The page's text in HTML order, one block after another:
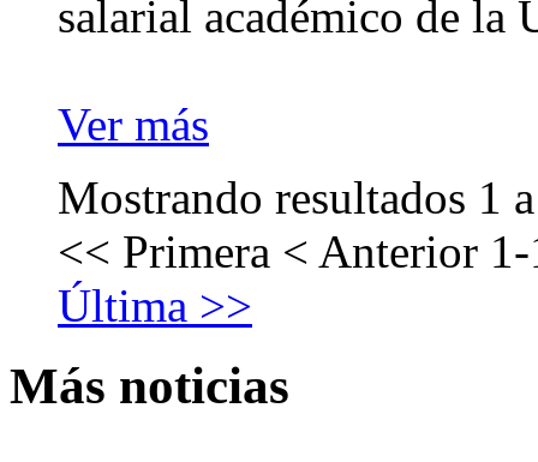
salarial académico de la
Ver más
Mostrando resultados 1
<< Primera < Anterior
Última >>
Más noticias